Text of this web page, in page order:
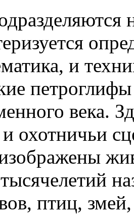
и
петроглифы
века.
и охотничьи
птиц,